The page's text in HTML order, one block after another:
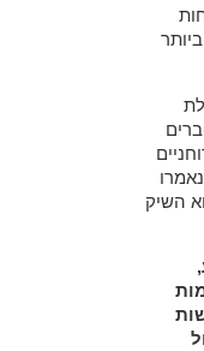
השיק